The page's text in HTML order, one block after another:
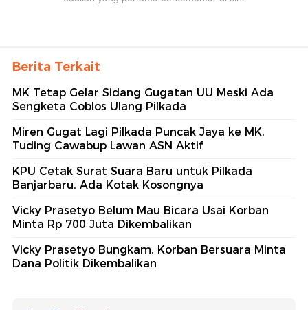
Berita Terkait
MK Tetap Gelar Sidang Gugatan UU Meski Ada
Sengketa Coblos Ulang Pilkada
Miren Gugat Lagi Pilkada Puncak Jaya ke MK,
Tuding Cawabup Lawan ASN Aktif
KPU Cetak Surat Suara Baru untuk Pilkada
Banjarbaru, Ada Kotak Kosongnya
Vicky Prasetyo Belum Mau Bicara Usai Korban
Minta Rp 700 Juta Dikembalikan
Vicky Prasetyo Bungkam, Korban Bersuara Minta
Dana Politik Dikembalikan